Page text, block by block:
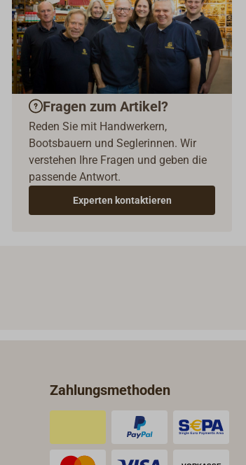
Fragen zum Artikel?
Reden Sie mit Handwerkern,
Bootsbauern und Seglerinnen. Wir
verstehen Ihre Fragen und geben die
passende Antwort.
Experten kontaktieren
Zahlungsmethoden